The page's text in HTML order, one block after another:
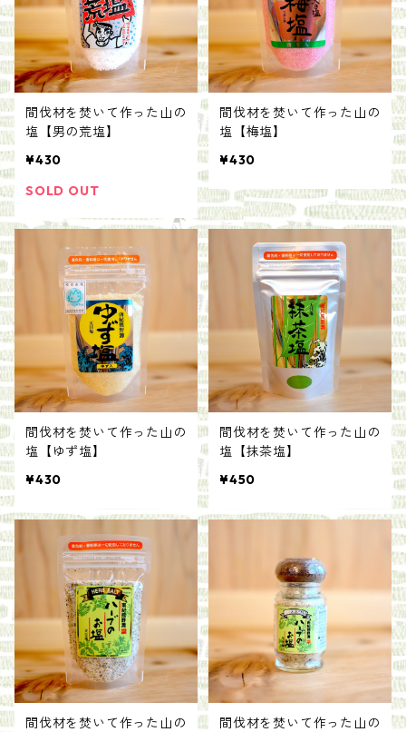
間伐材を焚いて作った山の
塩【男の荒塩】
¥430
SOLD OUT
間伐材を焚いて作った山の
塩【梅塩】
¥430
間伐材を焚いて作った山の
塩【ゆず塩】
¥430
間伐材を焚いて作った山の
塩【抹茶塩】
¥450
間伐材を焚いて作った山の
間伐材を焚いて作った山の